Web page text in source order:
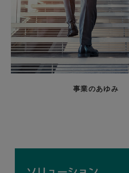
事業のあゆみ